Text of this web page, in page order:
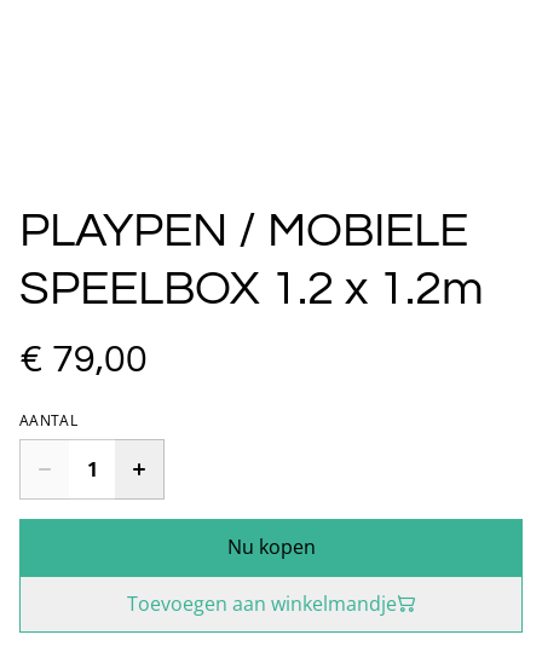
PLAYPEN / MOBIELE
SPEELBOX 1.2 x 1.2m
€ 79,00
AANTAL
Nu kopen
Toevoegen aan winkelmandje